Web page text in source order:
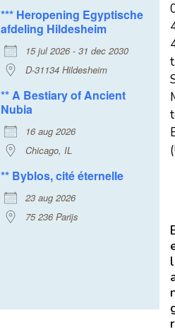
*** Heropening Egyptische
afdeling Hildesheim
15 jul 2026 - 31 dec 2030
D-31134 Hildesheim
** A Bestiary of Ancient
Nubia
16 aug 2026
Chicago, IL
** Byblos, cité éternelle
23 aug 2026
75 236 Parijs
l
r